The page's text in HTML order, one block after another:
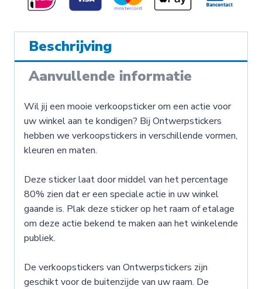
Beschrijving
Aanvullende informatie
Wil jij een mooie verkoopsticker om een actie voor
uw winkel aan te kondigen? Bij Ontwerpstickers
hebben we verkoopstickers in verschillende vormen,
kleuren en maten.
Deze sticker laat door middel van het percentage
80% zien dat er een speciale actie in uw winkel
gaande is. Plak deze sticker op het raam of etalage
om deze actie bekend te maken aan het winkelende
publiek.
De verkoopstickers van Ontwerpstickers zijn
geschikt voor de buitenzijde van uw raam. De